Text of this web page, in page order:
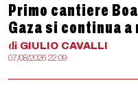
Primo cantiere
Gaza si continua a
di GIULIO CAVALLI
07/08/2026 22:09